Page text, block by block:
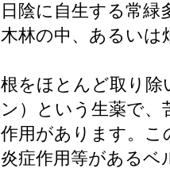
日陰に自生する常緑
木林の中、あるいは
根をほとんど取り除
ン）という生薬で、
作用があります。こ
炎症作用等があるベ